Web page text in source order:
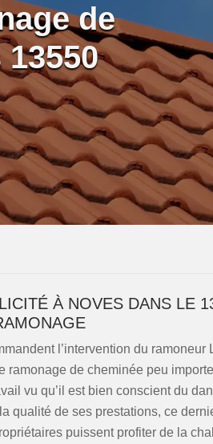
de
À NOVES DANS LE
l’intervention du ramoneur
ramonage de cheminée peu
vu qu’il est bien conscient du
qualité de ses prestations, ce
puissent profiter de la